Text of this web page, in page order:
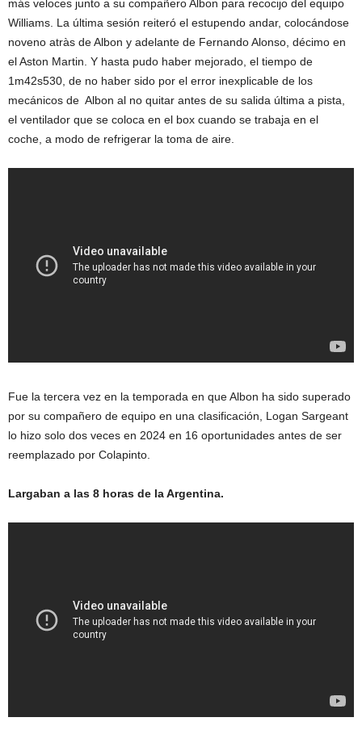
más veloces junto a su compañero Albon para recocijo del equipo
Williams. La última sesión reiteró el estupendo andar, colocándose
noveno atràs de Albon y adelante de Fernando Alonso, décimo en
el Aston Martin. Y hasta pudo haber mejorado, el tiempo de
1m42s530, de no haber sido por el error inexplicable de los
mecánicos de Albon al no quitar antes de su salida última a pista,
el ventilador que se coloca en el box cuando se trabaja en el
coche, a modo de refrigerar la toma de aire.
Fue la tercera vez en la temporada en que Albon ha sido superado
por su compañero de equipo en una clasificación, Logan Sargeant
lo hizo solo dos veces en 2024 en 16 oportunidades antes de ser
reemplazado por Colapinto.
Largaban a las 8 horas de la Argentina.